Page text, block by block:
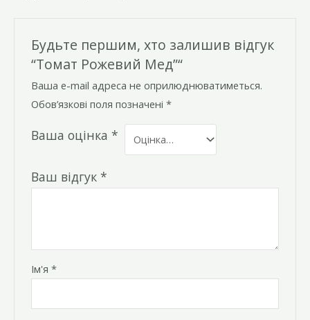
Будьте першим, хто залишив відгук
“Томат Рожевий Мед”“
Ваша e-mail адреса не оприлюднюватиметься.
Обов’язкові поля позначені*
Ваша оцінка*
Ваш відгук*
Ім'я*